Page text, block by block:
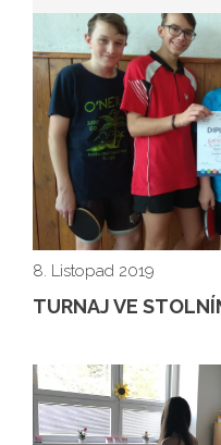
8. Listopad 2019
TURNAJ VE